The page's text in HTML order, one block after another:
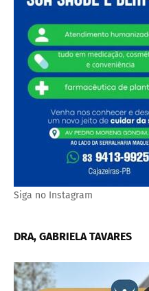
Siga no Instagram
DRA, GABRIELA TAVARES